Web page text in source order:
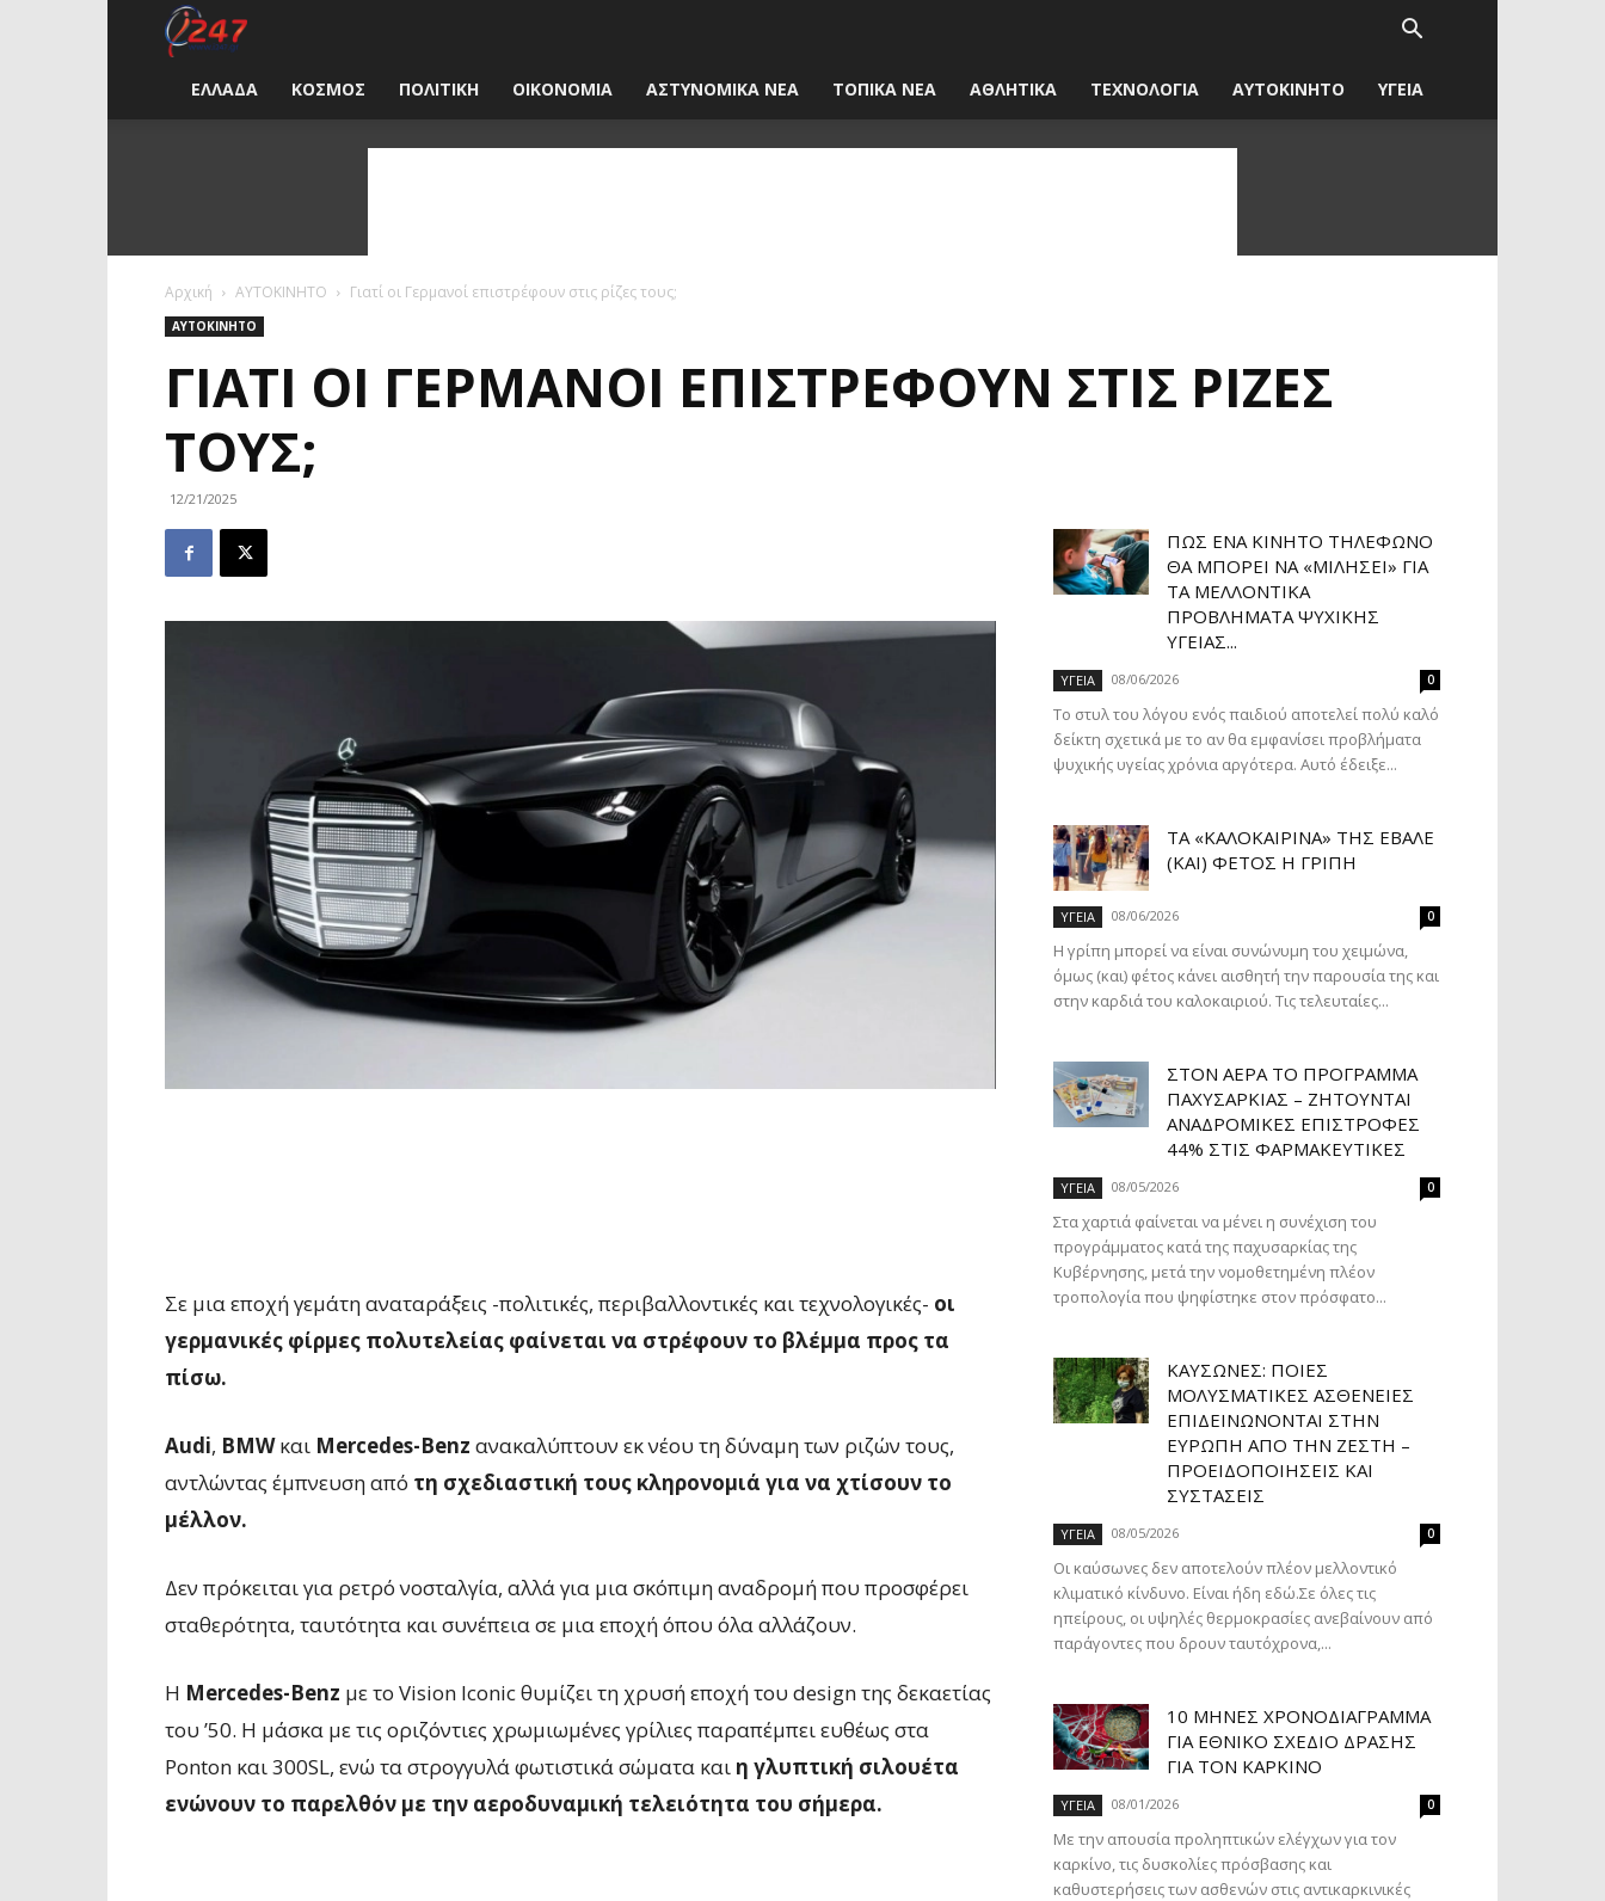
i247
News
ΕΛΛΑΔΑ ΚΟΣΜΟΣ ΠΟΛΙΤΙΚΗ ΟΙΚΟΝΟΜΙΑ ΑΣΤΥΝΟΜΙΚΑ ΝΕΑ ΤΟΠΙΚΑ ΝΕΑ ΑΘΛΗΤΙΚΑ ΤΕΧΝΟΛΟΓΙΑ ΑΥΤΟΚΙΝΗΤΟ ΥΓΕΙΑ
Αρχική ΑΥΤΟΚΙΝΗΤΟ Γιατί οι Γερμανοί επιστρέφουν στις ρίζες τους;
ΑΥΤΟΚΙΝΗΤΟ
ΓΙΑΤΊ ΟΙ ΓΕΡΜΑΝΟΊ ΕΠΙΣΤΡΈΦΟΥΝ ΣΤΙΣ ΡΊΖΕΣ
ΤΟΥΣ;
12/21/2025
Σε μια εποχή γεμάτη αναταράξεις -πολιτικές, περιβαλλοντικές και τεχνολογικές- οι
γερμανικές φίρμες πολυτελείας φαίνεται να στρέφουν το βλέμμα προς τα
πίσω.
Audi, BMWκαι Mercedes-Benz ανακαλύπτουν εκ νέου τη δύναμη των ριζών τους,
αντλώντας έμπνευση από τη σχεδιαστική τους κληρονομιά για να χτίσουν το
μέλλον.
Δεν πρόκειται για ρετρό νοσταλγία, αλλά για μια σκόπιμη αναδρομή που προσφέρει
σταθερότητα, ταυτότητα και συνέπεια σε μια εποχή όπου όλα αλλάζουν.
Η Mercedes-Benz με το Vision Iconic θυμίζει τη χρυσή εποχή του design της δεκαετίας
του ’50. Η μάσκα με τις οριζόντιες χρωμιωμένες γρίλιες παραπέμπει ευθέως στα
Ponton και 300SL, ενώ τα στρογγυλά φωτιστικά σώματα και η γλυπτική σιλουέτα
ενώνουν το παρελθόν με την αεροδυναμική τελειότητα του σήμερα.
ΠΏΣ ΈΝΑ ΚΙΝΗΤΌ ΤΗΛΈΦΩΝΟ
ΘΑ ΜΠΟΡΕΊ ΝΑ «ΜΙΛΉΣΕΙ» ΓΙΑ
ΤΑ ΜΕΛΛΟΝΤΙΚΆ
ΠΡΟΒΛΉΜΑΤΑ ΨΥΧΙΚΉΣ
ΥΓΕΊΑΣ...
ΥΓΕΙΑ 08/06/2026 0
Το στυλ του λόγου ενός παιδιού αποτελεί πολύ καλό
δείκτη σχετικά με το αν θα εμφανίσει προβλήματα
ψυχικής υγείας χρόνια αργότερα. Αυτό έδειξε...
ΤΑ «ΚΑΛΟΚΑΙΡΙΝΆ» ΤΗΣ ΈΒΑΛΕ
(ΚΑΙ) ΦΈΤΟΣ Η ΓΡΊΠΗ
ΥΓΕΙΑ 08/06/2026 0
Η γρίπη μπορεί να είναι συνώνυμη του χειμώνα,
όμως (και) φέτος κάνει αισθητή την παρουσία της και
στην καρδιά του καλοκαιριού. Τις τελευταίες...
ΣΤΟΝ ΑΈΡΑ ΤΟ ΠΡΌΓΡΑΜΜΑ
ΠΑΧΥΣΑΡΚΊΑΣ – ΖΗΤΟΎΝΤΑΙ
ΑΝΑΔΡΟΜΙΚΈΣ ΕΠΙΣΤΡΟΦΈΣ
44% ΣΤΙΣ ΦΑΡΜΑΚΕΥΤΙΚΈΣ
ΥΓΕΙΑ 08/05/2026 0
Στα χαρτιά φαίνεται να μένει η συνέχιση του
προγράμματος κατά της παχυσαρκίας της
Κυβέρνησης, μετά την νομοθετημένη πλέον
τροπολογία που ψηφίστηκε στον πρόσφατο...
ΚΑΎΣΩΝΕΣ: ΠΟΙΕΣ
ΜΟΛΥΣΜΑΤΙΚΈΣ ΑΣΘΈΝΕΙΕΣ
ΕΠΙΔΕΙΝΏΝΟΝΤΑΙ ΣΤΗΝ
ΕΥΡΏΠΗ ΑΠΌ ΤΗΝ ΖΈΣΤΗ –
ΠΡΟΕΙΔΟΠΟΙΉΣΕΙΣ ΚΑΙ
ΣΥΣΤΆΣΕΙΣ
ΥΓΕΙΑ 08/05/2026 0
Οι καύσωνες δεν αποτελούν πλέον μελλοντικό
κλιματικό κίνδυνο. Είναι ήδη εδώ.Σε όλες τις
ηπείρους, οι υψηλές θερμοκρασίες ανεβαίνουν από
παράγοντες που δρουν ταυτόχρονα,...
10 ΜΉΝΕΣ ΧΡΟΝΟΔΙΆΓΡΑΜΜΑ
ΓΙΑ ΕΘΝΙΚΌ ΣΧΈΔΙΟ ΔΡΆΣΗΣ
ΓΙΑ ΤΟΝ ΚΑΡΚΊΝΟ
ΥΓΕΙΑ 08/01/2026 0
Με την απουσία προληπτικών ελέγχων για τον
καρκίνο, τις δυσκολίες πρόσβασης και
καθυστερήσεις των ασθενών στις αντικαρκινικές